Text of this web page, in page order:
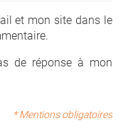
et mon site dans le
de réponse à mon
* Mentions obligatoires